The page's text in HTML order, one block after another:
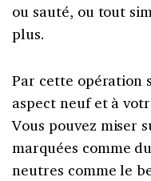
ou sauté, ou tout
plus.
Par cette opération
aspect neuf et à
Vous pouvez miser
marquées comme
neutres comme le